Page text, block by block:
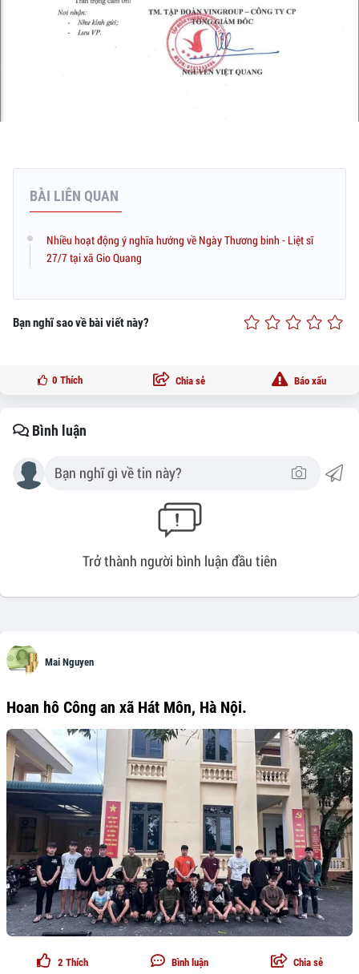
BÀI LIÊN QUAN
Nhiều hoạt động ý nghĩa hướng về Ngày Thương binh - Liệt sĩ
27/7 tại xã Gio Quang
Bạn nghĩ sao về bài viết này?
0 Thích Chia sẻ Báo xấu
Bình luận
Trở thành người bình luận đầu tiên
Mai Nguyen
Hoan hô Công an xã Hát Môn, Hà Nội.
2 Thích Bình luận Chia sẻ